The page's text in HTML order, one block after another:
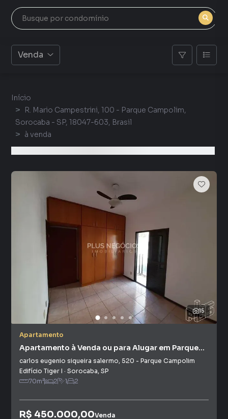
Venda
Início
R. Mario Campestrini, 100 - Parque Campolim,
Sorocaba - SP, 18047-603, Brasil
à venda
15
Apartamento
Apartamento à Venda ou para Alugar em Parque
Campolim
carlos eugenio siqueira salermo, 520 - Parque Campolim
Edifício Tiger I · Sorocaba, SP
70m² 2 1 2
R$ 450.000,00Venda